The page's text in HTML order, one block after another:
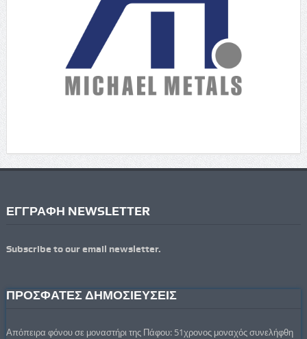
ΕΓΓΡΑΦΗ NEWSLETTER
Subscribe to our email newsletter.
ΠΡΟΣΦΑΤΕΣ ΔΗΜΟΣΙΕΥΣΕΙΣ
Απόπειρα φόνου σε μοναστήρι της Πάφου: 51χρονος μοναχός συνελήφθη